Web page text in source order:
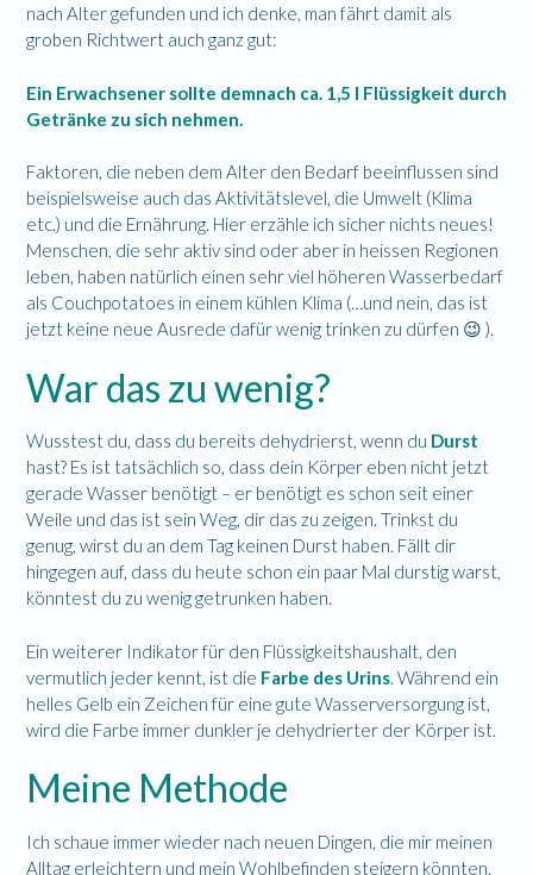
nach Alter gefunden und ich denke, man fährt damit als
groben Richtwert auch ganz gut:
Ein Erwachsener sollte demnach ca. 1,5 l Flüssigkeit durch
Getränke zu sich nehmen.
Faktoren, die neben dem Alter den Bedarf beeinflussen sind
beispielsweise auch das Aktivitätslevel, die Umwelt (Klima
etc.) und die Ernährung. Hier erzähle ich sicher nichts neues!
Menschen, die sehr aktiv sind oder aber in heissen Regionen
leben, haben natürlich einen sehr viel höheren Wasserbedarf
als Couchpotatoes in einem kühlen Klima (…und nein, das ist
jetzt keine neue Ausrede dafür wenig trinken zu dürfen 😉 ).
War das zu wenig?
Wusstest du, dass du bereits dehydrierst, wenn du Durst
hast? Es ist tatsächlich so, dass dein Körper eben nicht jetzt
gerade Wasser benötigt – er benötigt es schon seit einer
Weile und das ist sein Weg, dir das zu zeigen. Trinkst du
genug, wirst du an dem Tag keinen Durst haben. Fällt dir
hingegen auf, dass du heute schon ein paar Mal durstig warst,
könntest du zu wenig getrunken haben.
Ein weiterer Indikator für den Flüssigkeitshaushalt, den
vermutlich jeder kennt, ist die Farbe des Urins. Während ein
helles Gelb ein Zeichen für eine gute Wasserversorgung ist,
wird die Farbe immer dunkler je dehydrierter der Körper ist.
Meine Methode
Ich schaue immer wieder nach neuen Dingen, die mir meinen
Alltag erleichtern und mein Wohlbefinden steigern könnten.